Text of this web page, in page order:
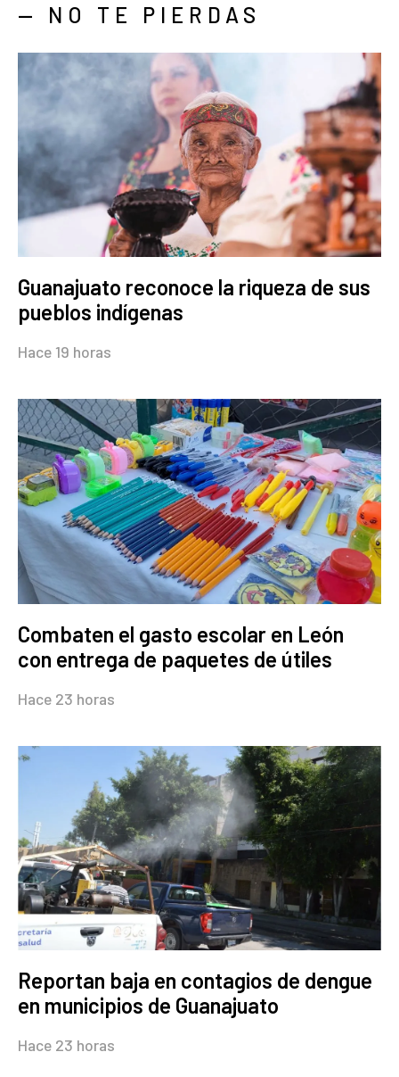
— NO TE PIERDAS
Guanajuato reconoce la riqueza de sus
pueblos indígenas
Hace 19 horas
Combaten el gasto escolar en León
con entrega de paquetes de útiles
Hace 23 horas
Reportan baja en contagios de dengue
en municipios de Guanajuato
Hace 23 horas